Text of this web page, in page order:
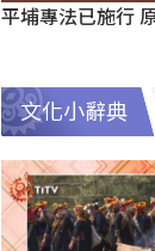
平埔專法已施行
文化小辭典